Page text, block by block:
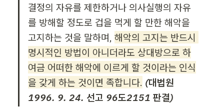
결정의 자유를 제한하거나 의사실행의 자유
를 방해할 정도로 겁을 먹게 할 만한 해악을
고지하는 것을 말하며, 해악의 고지는 반드시
명시적인 방법이 아니더라도 상대방으로 하
여금 어떠한 해악에 이르게 할 것이라는 인식
을 갖게 하는 것이면 족합니다. (대법원
1996. 9. 24. 선고 96도2151 판결)